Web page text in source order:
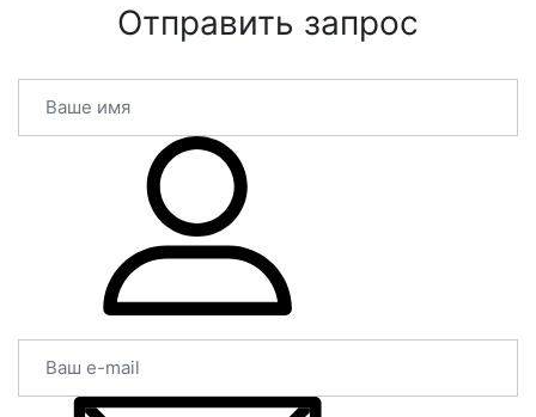
Отправить запрос